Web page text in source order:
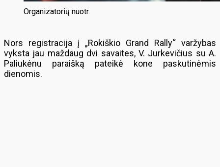
Organizatorių nuotr.
Nors registracija į „Rokiškio Grand Rally“ varžybas
vyksta jau maždaug dvi savaites, V. Jurkevičius su A.
Paliukėnu paraišką pateikė kone paskutinėmis
dienomis.